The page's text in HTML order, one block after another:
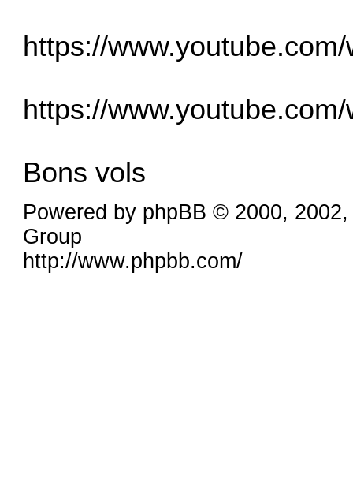
https://
https://
Bons vols
Powered by phpBB © 2000,
Group
http://www.phpbb.com/